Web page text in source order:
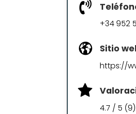
+34 952
Sitio
https://
4.7 / 5 (9)